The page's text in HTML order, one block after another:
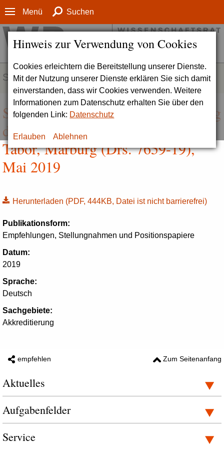
Hinweis zur Verwendung von Cookies
Cookies erleichtern die Bereitstellung unserer Dienste.
Mit der Nutzung unserer Dienste erklären Sie sich damit
einverstanden, dass wir Cookies verwenden. Weitere
Informationen zum Datenschutz erhalten Sie über den
folgenden Link: Datenschutz
Erlauben Ablehnen
Menü Suchen
SERVICE
Stellungnahme zur Reakkreditierung
der Evangelischen Hochschule
Tabor, Marburg (Drs. 7659-19),
Mai 2019
Herunterladen (PDF, 444KB, Datei ist nicht barrierefrei)
Publikationsform:
Empfehlungen, Stellungnahmen und Positionspapiere
Datum:
2019
Sprache:
Deutsch
Sachgebiete:
Akkreditierung
empfehlen Zum Seitenanfang
Aktuelles
Aufgabenfelder
Service